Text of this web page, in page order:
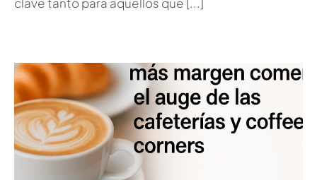
clave tanto para aquellos que [...]